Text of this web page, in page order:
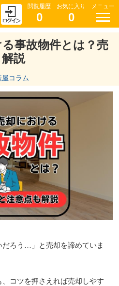
閲覧履歴
0
お気に入り
0
メニュー
事故物件とは？売
説
屋コラム
だろう…」と売却を諦めていま
コツを押さえれば売却しやす